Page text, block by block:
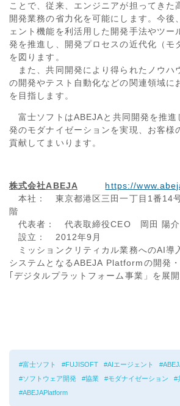
ことで、従来、エンジニアが担ってきた
開発業務の省力化を可能にします。今後
ェント機能を利活用した開発手法やツー
発を推進し、開発プロセスの近代化（モ
を図ります。
また、共同開発により得られたノウハ
の開発やテスト自動化などの関連領域に
を目指します。
富士ソフトはABEJAと共同開発を推進
発のモダナイゼーションを実現、お客様
貢献してまいります。
株式会社ABEJA
https://
本社： 東京都港区三田一丁目1番14
階
代表者： 代表取締役CEO 岡田 陽介
設立： 2012年9月
ミッションクリティカル業務へのAI導
システムとなるABEJA Platformの開発
｢デジタルプラットフォーム事業」を展開
富士ソフト FUJISOFT AIエージェント
ソフトウェア開発
協業 モダナイゼーション
ABEJAPlatform